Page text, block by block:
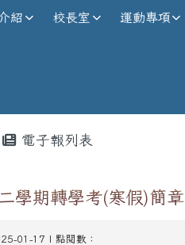
訊網
紹 校長室 運動專項
電子報列表
學期轉學考(寒假)簡章
01-17 | 點閱數：